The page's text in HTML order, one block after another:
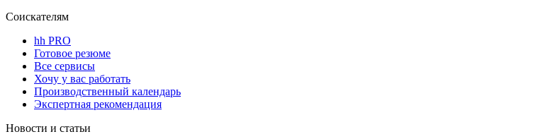
Соискателям
hh PRO
Готовое резюме
Все сервисы
Хочу у вас работать
Производственный календарь
Экспертная рекомендация
Новости и статьи